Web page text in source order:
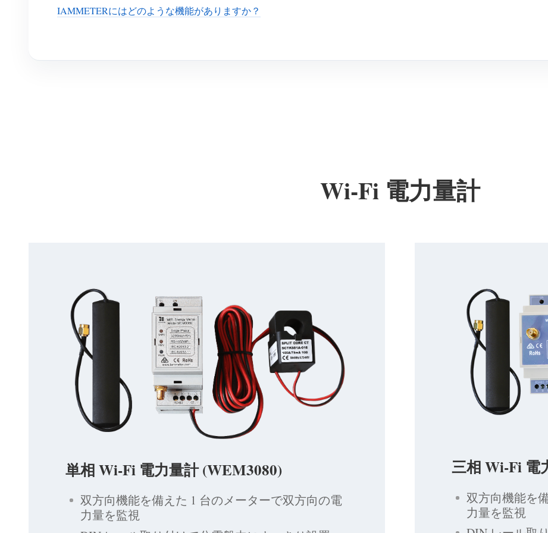
IAMMETERにはどのような機能がありますか？
Wi-Fi 電力量計
三相 Wi-Fi 電
双方向機能を
力量を監視
単相 Wi-Fi 電力量計 (WEM3080)
双方向機能を備えた 1 台のメーターで双方向の電
力量を監視